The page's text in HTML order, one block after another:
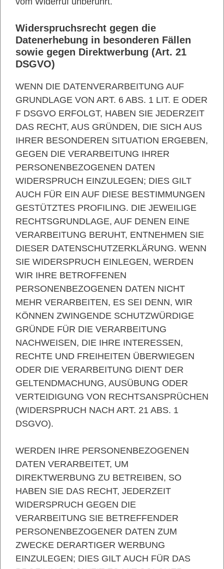
Widerspruchsrecht gegen die
Datenerhebung in besonderen Fällen
sowie gegen Direktwerbung (Art. 21
DSGVO)
WENN DIE DATENVERARBEITUNG AUF
GRUNDLAGE VON ART. 6 ABS. 1 LIT. E ODER
F DSGVO ERFOLGT, HABEN SIE JEDERZEIT
DAS RECHT, AUS GRÜNDEN, DIE SICH AUS
IHRER BESONDEREN SITUATION ERGEBEN,
GEGEN DIE VERARBEITUNG IHRER
PERSONENBEZOGENEN DATEN
WIDERSPRUCH EINZULEGEN; DIES GILT
AUCH FÜR EIN AUF DIESE BESTIMMUNGEN
GESTÜTZTES PROFILING. DIE JEWEILIGE
RECHTSGRUNDLAGE, AUF DENEN EINE
VERARBEITUNG BERUHT, ENTNEHMEN SIE
DIESER DATENSCHUTZERKLÄRUNG. WENN
SIE WIDERSPRUCH EINLEGEN, WERDEN
WIR IHRE BETROFFENEN
PERSONENBEZOGENEN DATEN NICHT
MEHR VERARBEITEN, ES SEI DENN, WIR
KÖNNEN ZWINGENDE SCHUTZWÜRDIGE
GRÜNDE FÜR DIE VERARBEITUNG
NACHWEISEN, DIE IHRE INTERESSEN,
RECHTE UND FREIHEITEN ÜBERWIEGEN
ODER DIE VERARBEITUNG DIENT DER
GELTENDMACHUNG, AUSÜBUNG ODER
VERTEIDIGUNG VON RECHTSANSPRÜCHEN
(WIDERSPRUCH NACH ART. 21 ABS. 1
DSGVO).
WERDEN IHRE PERSONENBEZOGENEN
DATEN VERARBEITET, UM
DIREKTWERBUNG ZU BETREIBEN, SO
HABEN SIE DAS RECHT, JEDERZEIT
WIDERSPRUCH GEGEN DIE
VERARBEITUNG SIE BETREFFENDER
PERSONENBEZOGENER DATEN ZUM
ZWECKE DERARTIGER WERBUNG
EINZULEGEN; DIES GILT AUCH FÜR DAS